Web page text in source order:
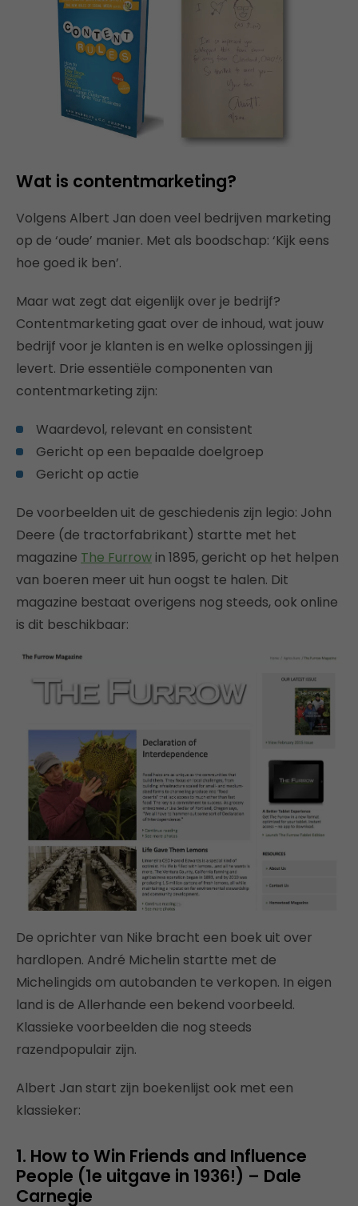
Wat is contentmarketing?
Volgens Albert Jan doen veel bedrijven marketing
op de ‘oude’ manier. Met als boodschap: ‘Kijk eens
hoe goed ik ben’.
Maar wat zegt dat eigenlijk over je bedrijf?
Contentmarketing gaat over de inhoud, wat jouw
bedrijf voor je klanten is en welke oplossingen jij
levert. Drie essentiële componenten van
contentmarketing zijn:
Waardevol, relevant en consistent
Gericht op een bepaalde doelgroep
Gericht op actie
De voorbeelden uit de geschiedenis zijn legio: John
Deere (de tractorfabrikant) startte met het
magazine The Furrowin 1895, gericht op het helpen
van boeren meer uit hun oogst te halen. Dit
magazine bestaat overigens nog steeds, ook online
is dit beschikbaar:
De oprichter van Nike bracht een boek uit over
hardlopen. André Michelin startte met de
Michelingids om autobanden te verkopen. In eigen
land is de Allerhande een bekend voorbeeld.
Klassieke voorbeelden die nog steeds
razendpopulair zijn.
Albert Jan start zijn boekenlijst ook met een
klassieker:
1. How to Win Friends and Influence
People (1e uitgave in 1936!) – Dale
Carnegie